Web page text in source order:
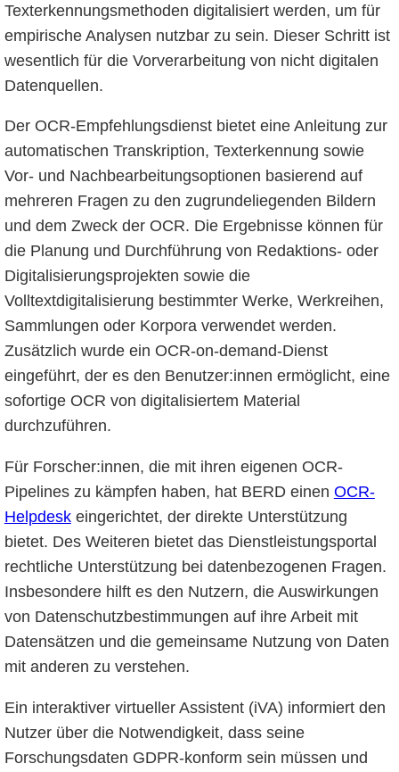
Texterkennungsmethoden digitalisiert werden, um für
empirische Analysen nutzbar zu sein. Dieser Schritt ist
wesentlich für die Vorverarbeitung von nicht digitalen
Datenquellen.
Der OCR-Empfehlungsdienst bietet eine Anleitung zur
automatischen Transkription, Texterkennung sowie
Vor- und Nachbearbeitungsoptionen basierend auf
mehreren Fragen zu den zugrundeliegenden Bildern
und dem Zweck der OCR. Die Ergebnisse können für
die Planung und Durchführung von Redaktions- oder
Digitalisierungsprojekten sowie die
Volltextdigitalisierung bestimmter Werke, Werkreihen,
Sammlungen oder Korpora verwendet werden.
Zusätzlich wurde ein OCR-on-demand-Dienst
eingeführt, der es den Benutzer:innen ermöglicht, eine
sofortige OCR von digitalisiertem Material
durchzuführen.
Für Forscher:innen, die mit ihren eigenen OCR-
Pipelines zu kämpfen haben, hat BERD einen OCR-
Helpdeskeingerichtet, der direkte Unterstützung
bietet. Des Weiteren bietet das Dienstleistungsportal
rechtliche Unterstützung bei datenbezogenen Fragen.
Insbesondere hilft es den Nutzern, die Auswirkungen
von Datenschutzbestimmungen auf ihre Arbeit mit
Datensätzen und die gemeinsame Nutzung von Daten
mit anderen zu verstehen.
Ein interaktiver virtueller Assistent (iVA) informiert den
Nutzer über die Notwendigkeit, dass seine
Forschungsdaten GDPR-konform sein müssen und